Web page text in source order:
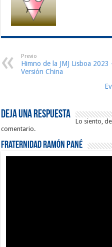
Previo
Himno de la JMJ Lisboa 2023
Versión China
Deja una respuesta
Lo siento,
comentario.
Fraternidad Ramón Pané